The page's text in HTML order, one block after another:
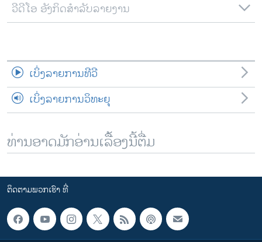
ວີດີໂອ ອັງກິດສຳລັບລາຍງານ
ເບິ່ງລາຍການທີວີ
ເບິ່ງລາຍການວິທະຍຸ
ທ່ານອາດມັກອ່ານເລື້ອງນີ້ຕື່ມ
ຕິດຕາມພວກເຮົາ ທີ່